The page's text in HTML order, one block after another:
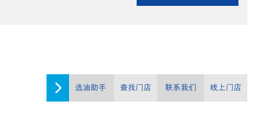
选油助手 查找门店 联系我们 线上门店